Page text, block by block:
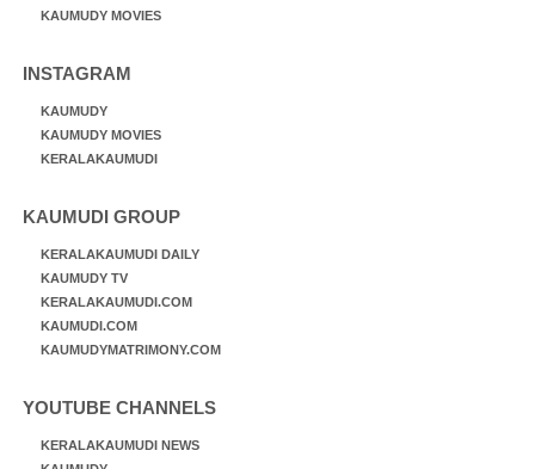
KAUMUDY MOVIES
INSTAGRAM
KAUMUDY
KAUMUDY MOVIES
KERALAKAUMUDI
KAUMUDI GROUP
KERALAKAUMUDI DAILY
KAUMUDY TV
KERALAKAUMUDI.COM
KAUMUDI.COM
KAUMUDYMATRIMONY.COM
YOUTUBE CHANNELS
KERALAKAUMUDI NEWS